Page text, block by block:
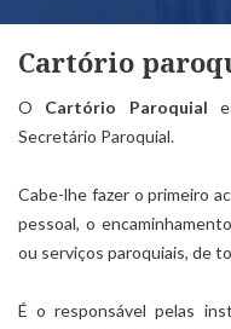
Cartório
O Cartório Paroquial
Secretário Paroquial.
Cabe-lhe fazer o primeiro
pessoal, o
ou serviços paroquiais, de
É o responsável pelas